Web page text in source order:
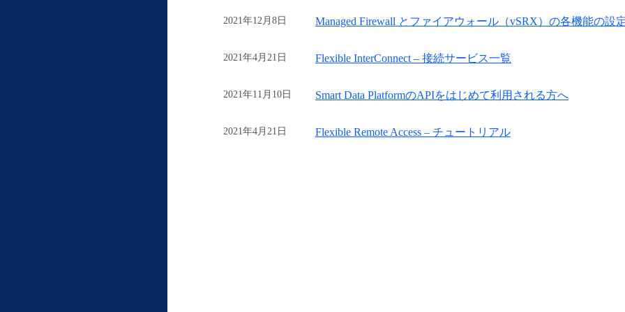
2021年12月8日 Managed Firewall とファイアウォール（vSRX）の各機能の設
2021年4月21日 Flexible InterConnect – 接続サービス一覧
2021年11月10日 Smart Data PlatformのAPIをはじめて利用される方へ
2021年4月21日 Flexible Remote Access – チュートリアル